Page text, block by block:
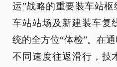
运”战略的重要装车站
车站站场及新建装车复
统的全方位“体检”。在
不同速度往返滑行，技